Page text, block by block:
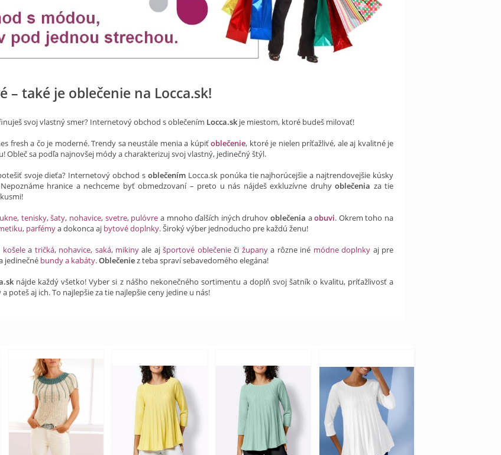
– také je oblečenie na Locca.sk!
svoj vlastný smer? Internetový obchod s oblečením Locca.sk je miestom, ktoré budeš milovať!
fresh a čo je moderné. Trendy sa neustále menia a kúpiťoblečenie, ktoré je nielen príťažlivé, ale aj kvalitné je
sa podľa najnovšej módy a charakterizuj svoj vlastný, jedinečný štýl.
svoje dieťa? Internetový obchod s oblečenímLocca.sk ponúka tie najhorúcejšie a najtrendovejšie kúsky
hranice a nechceme byť obmedzovaní – preto u nás nájdeš exkluzívne druhyoblečenia za tie
, tenisky,šaty, nohavice, svetre, pulóvre a mnoho ďalších iných druhov oblečenia aobuvi. Okrem toho na
, parfémya dokonca aj bytové doplnky. Široký výber jednoducho pre každú ženu!
košelea tričká, nohavice, saká, mikiny ale ajšportové oblečenieči županya rôzne iné módne doplnky aj pre
jedinečné bundy a kabáty.Oblečeniez teba spraví sebavedomého elegána!
nájde každý všetko! Vyber si z nášho nekonečného sortimentu a doplň svoj šatník o kvalitu, príťažlivosť a
a poteš aj ich. To najlepšie za tie najlepšie ceny jedine u nás!